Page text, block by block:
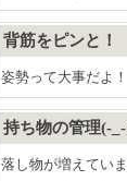
背筋をピンと
姿勢って大事だよ！
持ち物の管理(-
落し物が増えていま